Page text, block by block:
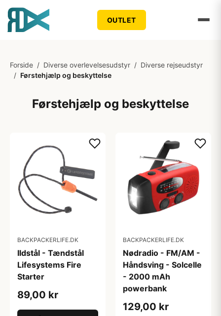
OUTLET
Forside / Diverse overlevelsesudstyr / Diverse rejseudstyr
/ Førstehjælp og beskyttelse
Førstehjælp og beskyttelse
BACKPACKERLIFE.DK
Ildstål - Tændstål
Lifesystems Fire
Starter
89,00 kr
BACKPACKERLIFE.DK
Nødradio - FM/AM -
Håndsving - Solcelle
- 2000 mAh
powerbank
129,00 kr